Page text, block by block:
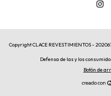
Copyright CLACE REVESTIMIENTOS -
Defensa de las y los
Botón de